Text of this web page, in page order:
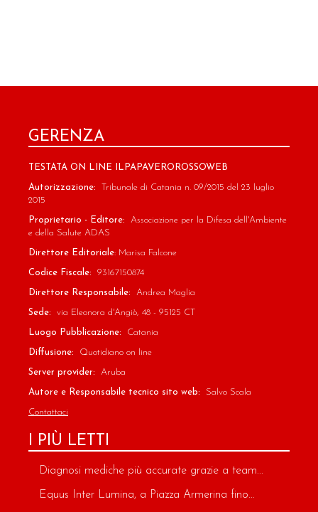
GERENZA
TESTATA ON LINE ILPAPAVEROROSSOWEB
Autorizzazione: Tribunale di Catania n. 09/2015 del 23 luglio
2015
Proprietario - Editore: Associazione per la Difesa dell'Ambiente
e della Salute ADAS
Direttore Editoriale: Marisa Falcone
Codice Fiscale: 93167150874
Direttore Responsabile: Andrea Maglia
Sede: via Eleonora d'Angiò, 48 - 95125 CT
Luogo Pubblicazione: Catania
Diffusione: Quotidiano on line
Server provider: Aruba
Autore e Responsabile tecnico sito web: Salvo Scala
Contattaci
I PIÙ LETTI
Diagnosi mediche più accurate grazie a team...
Equus Inter Lumina, a Piazza Armerina fino...